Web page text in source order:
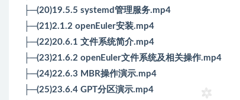
├─(20)19.5.5 systemd管理服务.mp4
├─(21)2.1.2 openEuler安装.mp4
├─(22)20.6.1 文件系统简介.mp4
├─(23)21.6.2 openEuler文件系统及相关操作.mp4
├─(24)22.6.3 MBR操作演示.mp4
├─(25)23.6.4 GPT分区演示.mp4